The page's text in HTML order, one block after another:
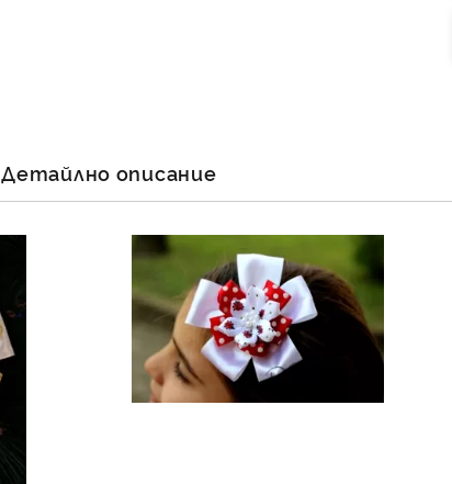
Детайлно описание